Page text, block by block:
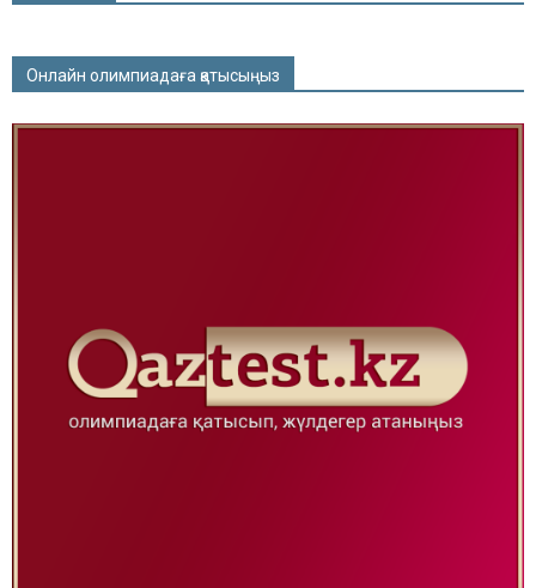
Онлайн олимпиадаға қатысыңыз